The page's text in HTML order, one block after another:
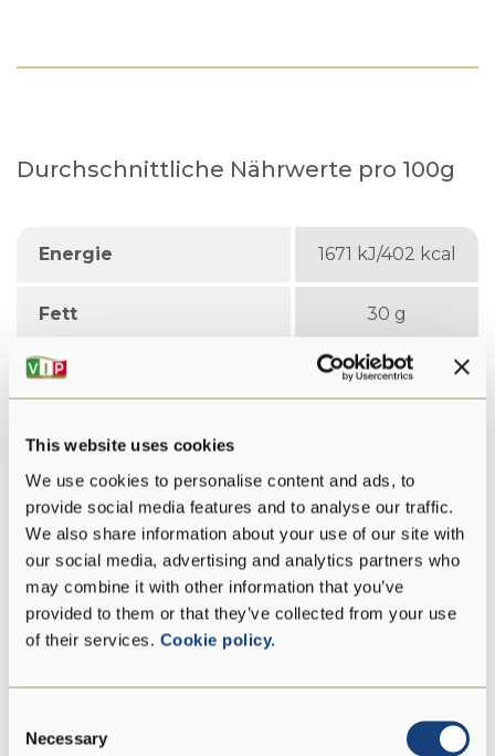
This website uses cookies
We use cookies to personalise content and ads, to
provide social media features and to analyse our traffic.
We also share information about your use of our site with
our social media, advertising and analytics partners who
may combine it with other information that you’ve
provided to them or that they’ve collected from your use
of their services. Cookie policy.
Selection
Necessary
Durchschnittliche Nährwerte pro 100g
Energie 1671 kJ/402 kcal
Fett 30 g
davon gesättigte
Fettsäuren:
20 g
Kohlenhydrate
davon Zucker: 0 g
Proteine 32 g
Salz 1,6 g